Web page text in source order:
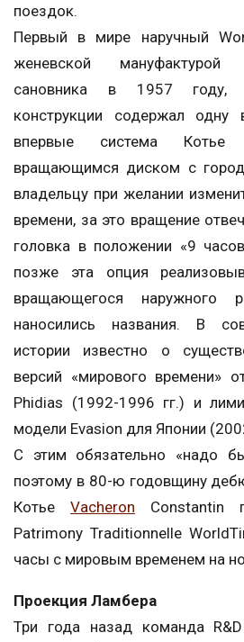
поездок.
Первый в мире наручный
женевской мануфактурой
сановника в 1957 году,
конструкции содержал одну
впервые система Котье
вращающимся диском с
владельцу при желании
времени, за это вращение
головка в положении «9
позже эта опция
вращающегося наружного
наносились названия. В
истории известно о
версий «мирового времени»
Phidias (1992-1996 гг.) и
модели Evasion для Японии
С этим обязательно «надо
поэтому в 80-ю годовщину
Котье Vacheron Constantin
Patrimony Traditionnelle
часы с мировым временем на
Проекция Ламбера
Три года назад команда